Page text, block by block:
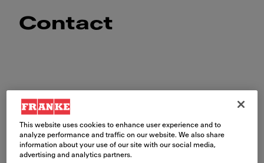
Contact
Formulaire de contact
Remplir
This website uses cookies to enhance user experience and to
analyze performance and traffic on our website. We also share
information about your use of our site with our social media,
advertising and analytics partners.